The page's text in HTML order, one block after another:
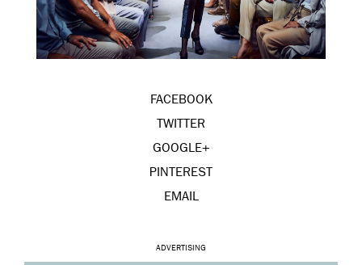
FACEBOOK
TWITTER
GOOGLE+
PINTEREST
EMAIL
ADVERTISING